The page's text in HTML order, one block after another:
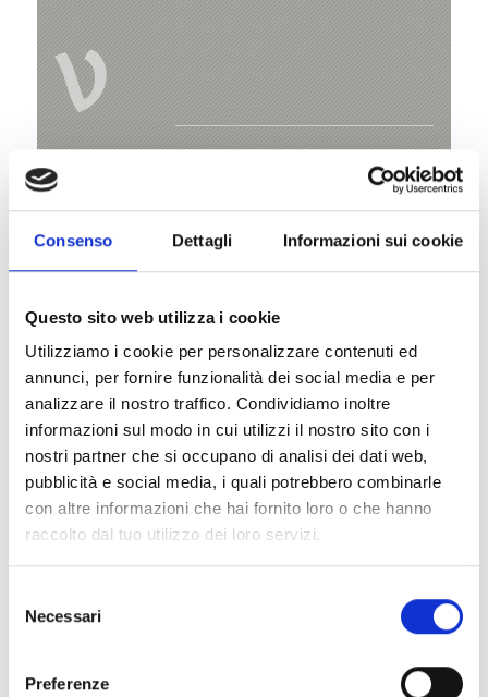
Consenso Dettagli Informazioni sui cookie
Questo sito web utilizza i cookie
Utilizziamo i cookie per personalizzare contenuti ed
annunci, per fornire funzionalità dei social media e per
analizzare il nostro traffico. Condividiamo inoltre
informazioni sul modo in cui utilizzi il nostro sito con i
nostri partner che si occupano di analisi dei dati web,
pubblicità e social media, i quali potrebbero combinarle
con altre informazioni che hai fornito loro o che hanno
raccolto dal tuo utilizzo dei loro servizi.
delNecessari
Preferenze
V
Escursione per famiglie sul Sentiero
Kreuzweg 4 C
39026 Prad am Stilfserjoch
office@prad.info
Posizione
Impressioni